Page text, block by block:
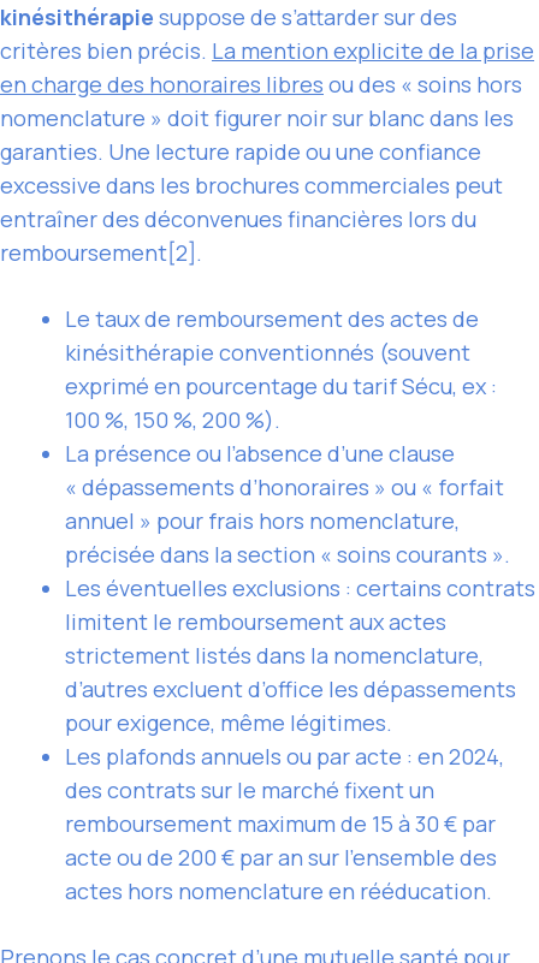
kinésithérapie suppose de s’attarder sur des
critères bien précis. La mention explicite de la prise
en charge des honoraires libres ou des « soins hors
nomenclature » doit figurer noir sur blanc dans les
garanties. Une lecture rapide ou une confiance
excessive dans les brochures commerciales peut
entraîner des déconvenues financières lors du
remboursement[2].
Le taux de remboursement des actes de
kinésithérapie conventionnés (souvent
exprimé en pourcentage du tarif Sécu, ex :
100 %, 150 %, 200 %).
La présence ou l’absence d’une clause
« dépassements d’honoraires » ou « forfait
annuel » pour frais hors nomenclature,
précisée dans la section « soins courants ».
Les éventuelles exclusions : certains contrats
limitent le remboursement aux actes
strictement listés dans la nomenclature,
d’autres excluent d’office les dépassements
pour exigence, même légitimes.
Les plafonds annuels ou par acte : en 2024,
des contrats sur le marché fixent un
remboursement maximum de 15 à 30 € par
acte ou de 200 € par an sur l’ensemble des
actes hors nomenclature en rééducation.
Prenons le cas concret d’une mutuelle santé pour